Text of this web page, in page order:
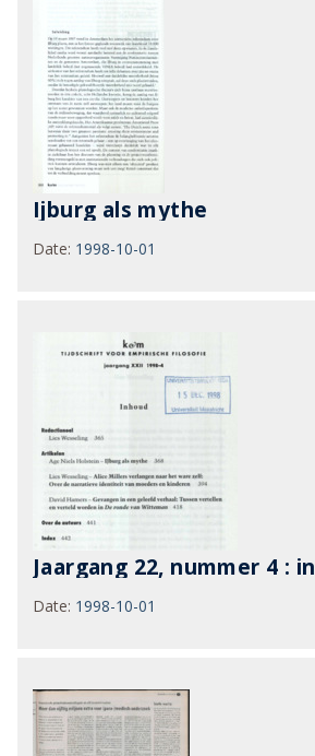
Ijburg als mythe
Date: 1998-10-01
Jaargang 22, nummer 4 :
Date: 1998-10-01